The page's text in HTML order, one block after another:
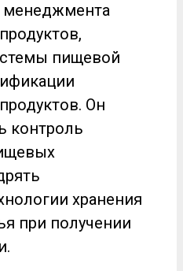
менеджмента
пищевой
Он
контроль
хранения
при получении